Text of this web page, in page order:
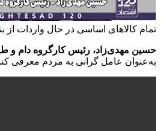
تمام کالاهای اساسی در حال واردات
حسین مهدی‌زاد، رئیس کارگروه دام و طیور
به‌عنوان عامل گرانی به مردم معرفی